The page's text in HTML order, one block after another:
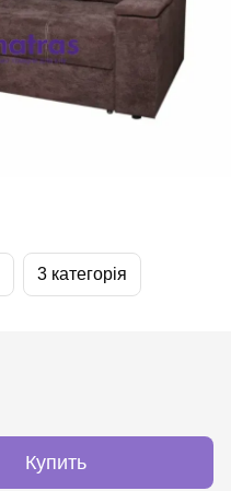
3 категорія
Купить